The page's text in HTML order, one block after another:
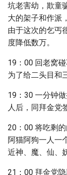
坑老害幼，欺童
大的架子和作派
由于这次的乞丐
度降低数万。
19：00 回老窝
为了给二头目和
19：30 一分钟
人后，同拜金党
20：00 将吃剩
阿猫阿狗一人一
近神、魔、仙、
21：00 拜金党